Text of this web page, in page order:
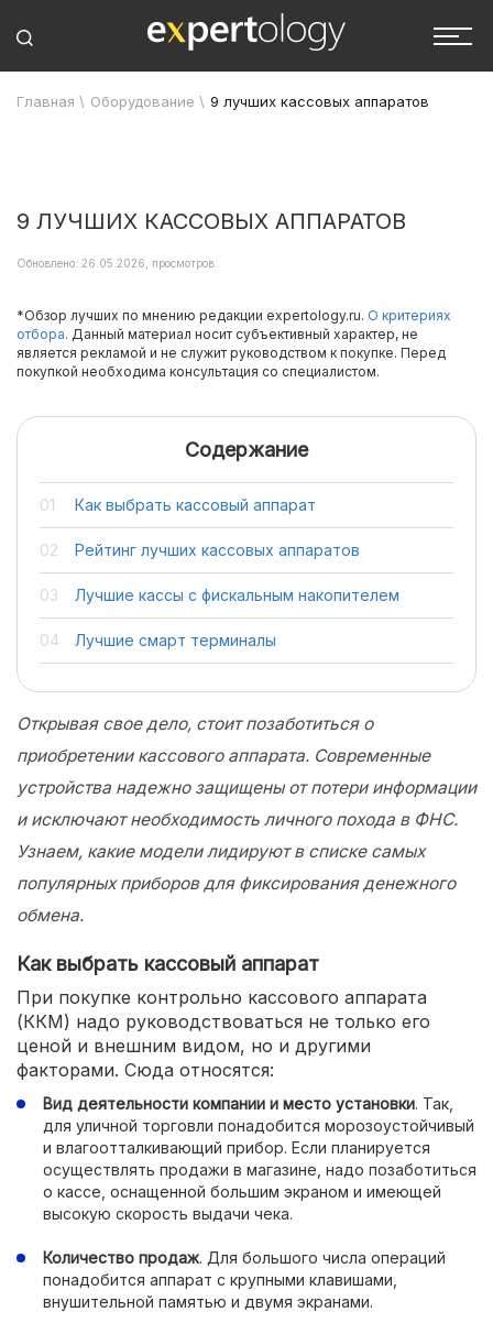
Главная \ Оборудование \ 9 лучших кассовых аппаратов
9 ЛУЧШИХ КАССОВЫХ АППАРАТОВ
Обновлено: 26.05.2026, просмотров:
*Обзор лучших по мнению редакции expertology.ru. О критериях
отбора. Данный материал носит субъективный характер, не
является рекламой и не служит руководством к покупке. Перед
покупкой необходима консультация со специалистом.
Содержание
Как выбрать кассовый аппарат
Рейтинг лучших кассовых аппаратов
Лучшие кассы с фискальным накопителем
Лучшие смарт терминалы
Открывая свое дело, стоит позаботиться о
приобретении кассового аппарата. Современные
устройства надежно защищены от потери информации
и исключают необходимость личного похода в ФНС.
Узнаем, какие модели лидируют в списке самых
популярных приборов для фиксирования денежного
обмена.
Как выбрать кассовый аппарат
При покупке контрольно кассового аппарата
(ККМ) надо руководствоваться не только его
ценой и внешним видом, но и другими
факторами. Сюда относятся:
Вид деятельности компании и место установки. Так,
для уличной торговли понадобится морозоустойчивый
и влагоотталкивающий прибор. Если планируется
осуществлять продажи в магазине, надо позаботиться
о кассе, оснащенной большим экраном и имеющей
высокую скорость выдачи чека.
Количество продаж. Для большого числа операций
понадобится аппарат с крупными клавишами,
внушительной памятью и двумя экранами.